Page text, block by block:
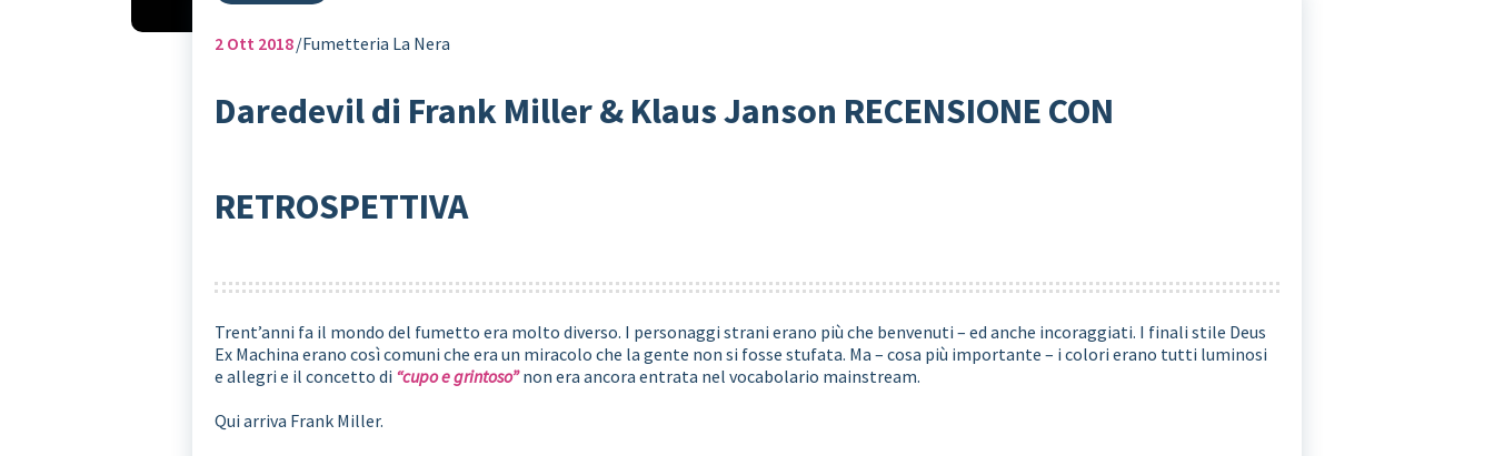
2 Ott 2018 Fumetteria La Nera
Daredevil di Frank Miller & Klaus Janson RECENSIONE CON
RETROSPETTIVA
Trent’anni fa il mondo del fumetto era molto diverso. I personaggi strani erano più che benvenuti – ed anche incoraggiati. I finali stile Deus
Ex Machina erano così comuni che era un miracolo che la gente non si fosse stufata. Ma – cosa più importante – i colori erano tutti luminosi
e allegri e il concetto di “cupo e grintoso”non era ancora entrata nel vocabolario mainstream.
Qui arriva Frank Miller.